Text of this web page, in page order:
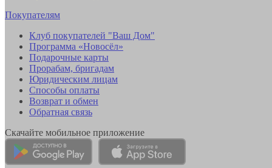
Покупателям
Клуб покупателей "Ваш Дом"
Программа «Новосёл»
Подарочные карты
Прорабам, бригадам
Юридическим лицам
Способы оплаты
Возврат и обмен
Обратная связь
Скачайте мобильное приложение